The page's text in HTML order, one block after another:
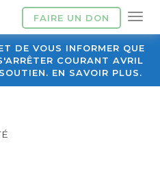
FAIRE UN DON
DE VOUS INFORMER QUE
COURANT AVRIL
EN SAVOIR PLUS.